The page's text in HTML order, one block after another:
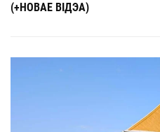
(+НОВАЕ ВІДЭА)